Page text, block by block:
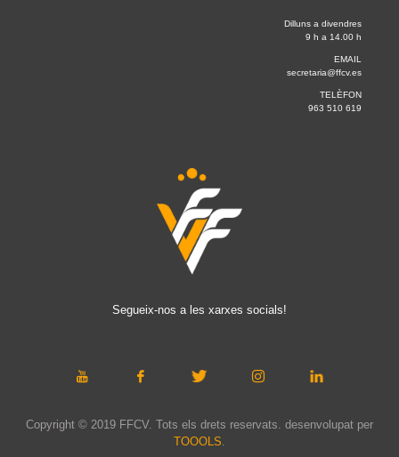
Dilluns a divendres
9 h a 14.00 h
EMAIL
secretaria@ffcv.es
TELÈFON
963 510 619
Segueix-nos a les xarxes socials!
Copyright © 2019 FFCV. Tots els drets reservats. desenvolupat per
TOOOLS